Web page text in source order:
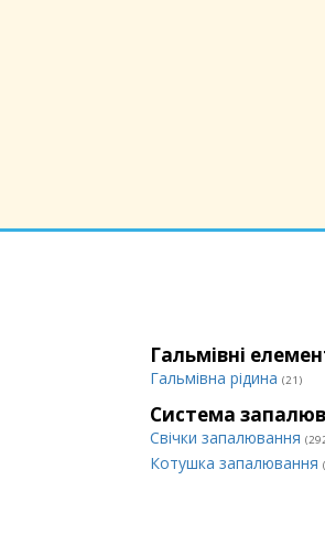
Гальмівні
Гальмівна рідина (21)
Система
Свічки запалювання
Котушка запалювання